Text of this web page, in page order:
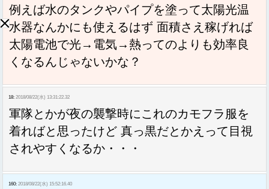
例えば水のタンクやパイプを塗って太陽光温
水器なんかにも使えるはず 面積さえ稼げれば
太陽電池で光→電気→熱ってのよりも効率良
くなるんじゃないかな？
18: 2018/08/22(水) 13:31:22.32
軍隊とかが夜の襲撃時にこれのカモフラ服を
着ればと思ったけど 真っ黒だとかえって目視
されやすくなるか・・・
160: 2018/08/22(水) 15:52:16.40